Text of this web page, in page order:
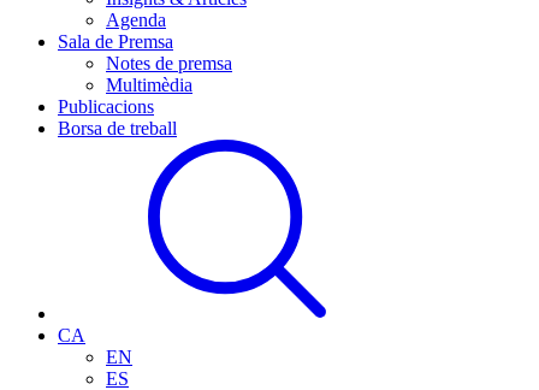
Agenda
Sala de Premsa
Notes de premsa
Multimèdia
Publicacions
Borsa de treball
CA
EN
ES